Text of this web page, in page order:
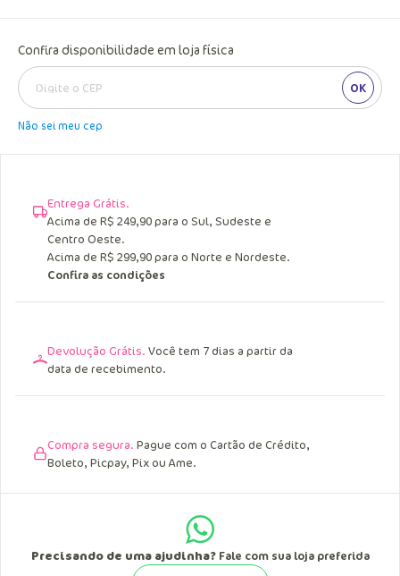
Confira disponibilidade em loja física
OK
Não sei meu cep
Entrega Grátis.
Acima de R$ 249,90 para o Sul, Sudeste e
Centro Oeste.
Acima de R$ 299,90 para o Norte e Nordeste.
Confira as condições
Devolução Grátis. Você tem 7 dias a partir da
data de recebimento.
Compra segura. Pague com o Cartão de Crédito,
Boleto, Picpay, Pix ou Ame.
Precisando de uma ajudinha?Fale com sua loja preferida